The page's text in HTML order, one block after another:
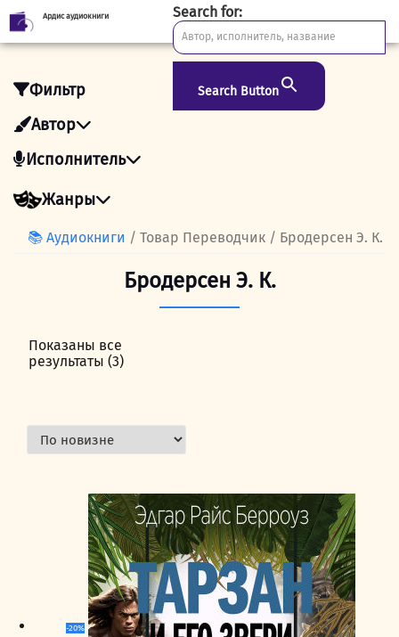
Skip
to
Ардис аудиокниги Search for:
Search Button
Фильтр
Автор
Исполнитель
Жанры
📚 Аудиокниги / Товар Переводчик / Бродерсен Э. К.
Бродерсен Э. К.
Показаны все
результаты (3)
-20%